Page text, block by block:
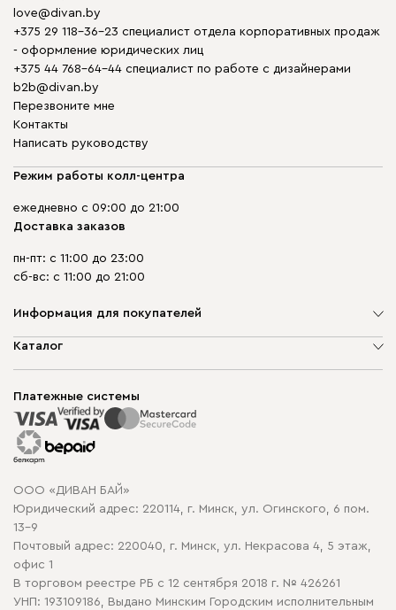
love@divan.by
+375 29 118-36-23 специалист отдела корпоративных продаж
- оформление юридических лиц
+375 44 768-64-44 специалист по работе с дизайнерами
b2b@divan.by
Перезвоните мне
Контакты
Написать руководству
Режим работы колл-центра
ежедневно с 09:00 до 21:00
Доставка заказов
пн-пт: с 11:00 до 23:00
сб-вс: с 11:00 до 21:00
Информация для покупателей
О компании
Способы оплаты
Рассрочка и кредит
Гарантия
Карта сайта
Политика конфиденциальности
Политика в отношении обработки cookie
Каталог
Корпусная мебель
Распродажа мебели
Платежные системы
ООО «ДИВАН БАЙ»
Юридический адрес: 220114, г. Минск, ул. Огинского, 6 пом.
13-9
Почтовый адрес: 220040, г. Минск, ул. Некрасова 4, 5 этаж,
офис 1
В торговом реестре РБ с 12 сентября 2018 г. № 426261
УНП: 193109186, Выдано Минским Городским исполнительным